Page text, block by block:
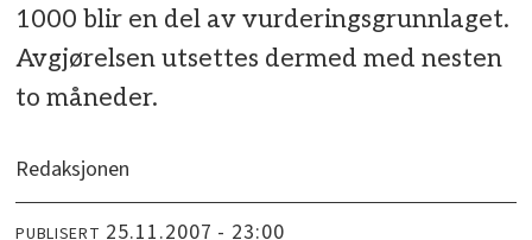
1000 blir en del av vurderingsgrunnlaget.
Avgjørelsen utsettes dermed med nesten
to måneder.
Redaksjonen
PUBLISERT 25.11.2007 - 23:00